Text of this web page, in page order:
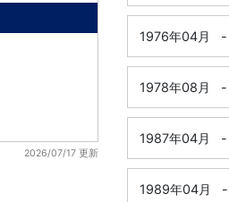
2026/07/17 更新
1976年04月 -
1978年08月 -
1987年04月 -
1989年04月 -